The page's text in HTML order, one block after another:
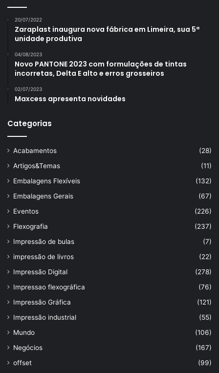
20/07/2022
Zaraplast inaugura nova fábrica em Limeira, sua 5ª
unidade produtiva
04/08/2023
Novo PANTONE 2023 com formulações de tintas
incorretas, Delta E alto e erros grosseiros
02/07/2023
Maxcess apresenta novidades
Categorias
Acabamentos
(28)
Artigos&Temas
(11)
Embalagens Flexíveis
(132)
Embalagens Gerais
(67)
Eventos
(226)
Flexografia
(237)
Impressão de bulas
(7)
impressão de livros
(22)
Impressão Digital
(278)
Impressao flexográfica
(76)
Impressão Gráfica
(121)
Impressão industrial
(55)
Mundo
(106)
Negócios
(167)
offset
(99)